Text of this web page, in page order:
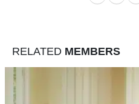
RELATED MEMBERS